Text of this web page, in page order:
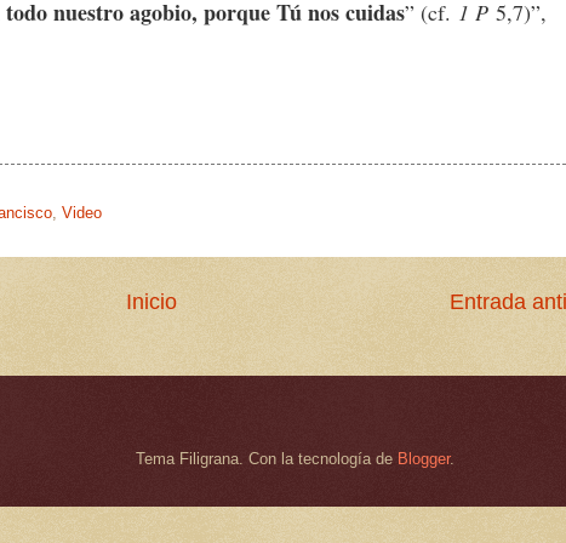
nuestro agobio, porque Tú nos cuidas” (cf. 1 P 5,7)”,
Video
Entrada
Inicio
Tema Filigrana. Con la tecnología de Blogger.